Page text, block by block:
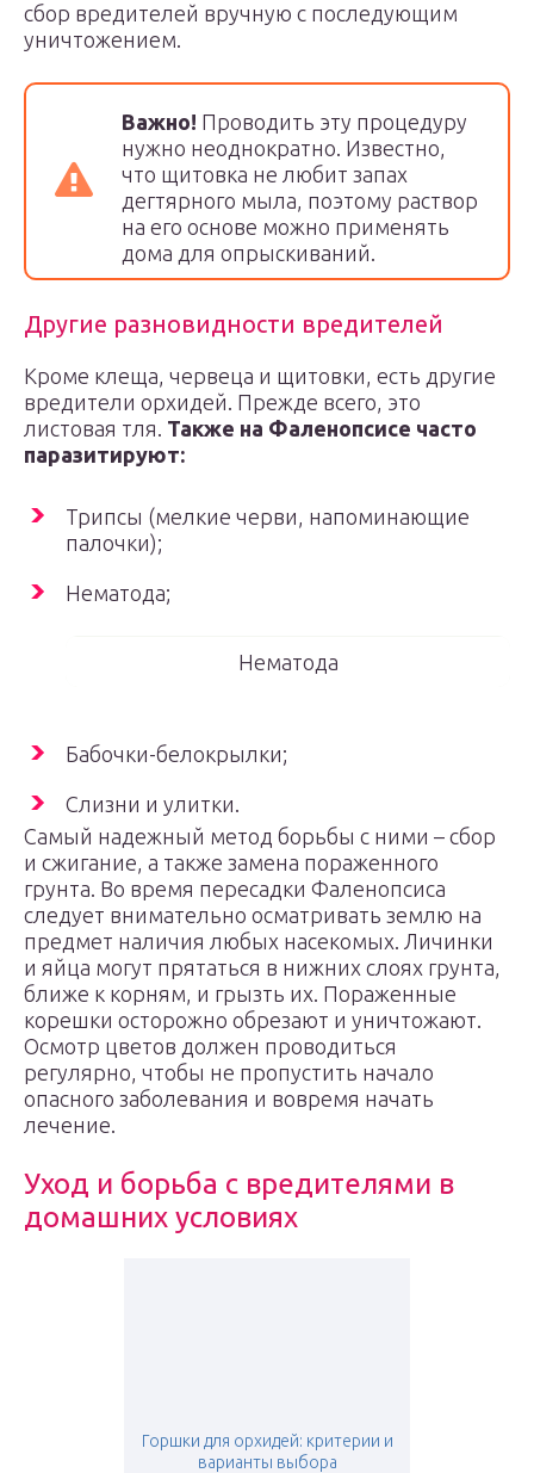
сбор вредителей вручную с последующим
уничтожением.
Важно! Проводить эту процедуру
нужно неоднократно. Известно,
что щитовка не любит запах
дегтярного мыла, поэтому раствор
на его основе можно применять
дома для опрыскиваний.
Другие разновидности вредителей
Кроме клеща, червеца и щитовки, есть другие
вредители орхидей. Прежде всего, это
листовая тля. Также на Фаленопсисе часто
паразитируют:
Трипсы (мелкие черви, напоминающие
палочки);
Нематода;
Нематода
Бабочки-белокрылки;
Слизни и улитки.
Самый надежный метод борьбы с ними – сбор
и сжигание, а также замена пораженного
грунта. Во время пересадки Фаленопсиса
следует внимательно осматривать землю на
предмет наличия любых насекомых. Личинки
и яйца могут прятаться в нижних слоях грунта,
ближе к корням, и грызть их. Пораженные
корешки осторожно обрезают и уничтожают.
Осмотр цветов должен проводиться
регулярно, чтобы не пропустить начало
опасного заболевания и вовремя начать
лечение.
Уход и борьба с вредителями в
домашних условиях
Горшки для орхидей: критерии и
варианты выбора